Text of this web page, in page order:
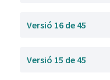
Versió 16 de 45
Versió 15 de 45